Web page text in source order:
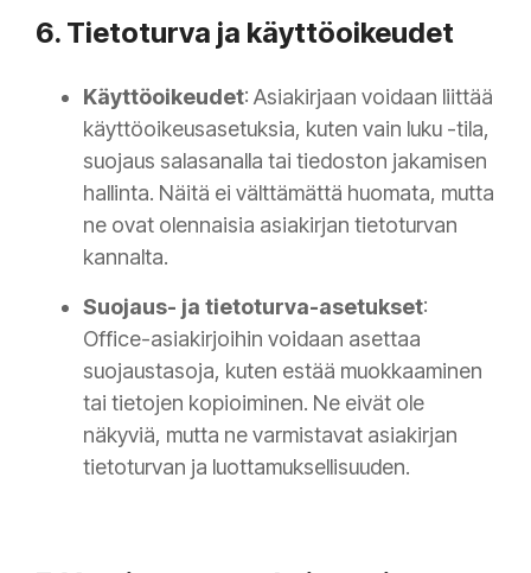
6. Tietoturva ja käyttöoikeudet
Käyttöoikeudet: Asiakirjaan voidaan liittää
käyttöoikeusasetuksia, kuten vain luku -tila,
suojaus salasanalla tai tiedoston jakamisen
hallinta. Näitä ei välttämättä huomata, mutta
ne ovat olennaisia asiakirjan tietoturvan
kannalta.
Suojaus- ja tietoturva-asetukset:
Office-asiakirjoihin voidaan asettaa
suojaustasoja, kuten estää muokkaaminen
tai tietojen kopioiminen. Ne eivät ole
näkyviä, mutta ne varmistavat asiakirjan
tietoturvan ja luottamuksellisuuden.